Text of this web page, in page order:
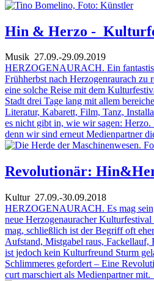
Hin & Herzo -
Musik 27.09.-29.09.2019
HERZOGENAURACH. Ein
Frühherbst nach Herzogenraurach zu
eine solche Reise mit dem
Stadt drei Tage lang mit allem
Literatur, Kabarett, Film, Tanz,
es nicht gibt in, wie wir sagen:
denn wir sind erneut Medienpartner
Revolutionär:
Kultur27.09.-30.09.2018
HERZOGENAURACH. Es mag
neue Herzogenauracher
mag, schließlich ist der Begriff oft
Aufstand, Mistgabel raus, Fackellauf,
ist jedoch kein Kulturfreund Sturm
Schlimmeres gefordert – Eine
curt marschiert als Medienpartner mit.